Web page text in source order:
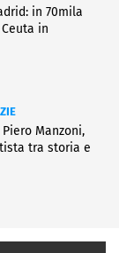
in 70mila
in
Manzoni,
tra storia e